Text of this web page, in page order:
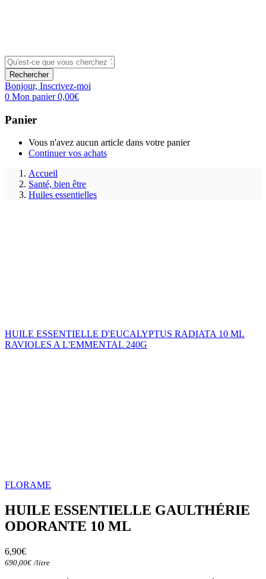
Rechercher
Bonjour, Inscrivez-moi
0 Mon panier0,00€
Panier
Vous n'avez aucun article dans votre panier
Continuer vos achats
Accueil
Santé, bien être
Huiles essentielles
HUILE ESSENTIELLE D'EUCALYPTUS RADIATA 10 ML
RAVIOLES A L'EMMENTAL 240G
FLORAME
HUILE ESSENTIELLE GAULTHÉRIE
ODORANTE 10 ML
6,90€
690,00€ /litre